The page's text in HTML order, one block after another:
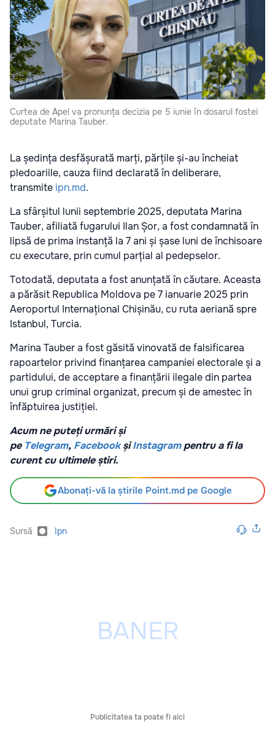
Curtea de Apel va pronunța decizia pe 5 iunie în dosarul fostei
deputate Marina Tauber.
La ședința desfășurată marți, părțile și-au încheiat
pledoariile, cauza fiind declarată în deliberare,
transmite ipn.md.
La sfârșitul lunii septembrie 2025, deputata Marina
Tauber, afiliată fugarului Ilan Șor, a fost condamnată în
lipsă de prima instanță la 7 ani și șase luni de închisoare
cu executare, prin cumul parțial al pedepselor.
Totodată, deputata a fost anunțată în căutare. Aceasta
a părăsit Republica Moldova pe 7 ianuarie 2025 prin
Aeroportul Internațional Chișinău, cu ruta aeriană spre
Istanbul, Turcia.
Marina Tauber a fost găsită vinovată de falsificarea
rapoartelor privind finanțarea campaniei electorale și a
partidului, de acceptare a finanțării ilegale din partea
unui grup criminal organizat, precum și de amestec în
înfăptuirea justiției.
Acum ne puteți urmări și
pe Telegram, Facebook șiInstagrampentru a fi la
curent cu ultimele știri.
Abonați-vă la știrile Point.md pe Google
Sursă Ipn
Publicitatea ta poate fi aici